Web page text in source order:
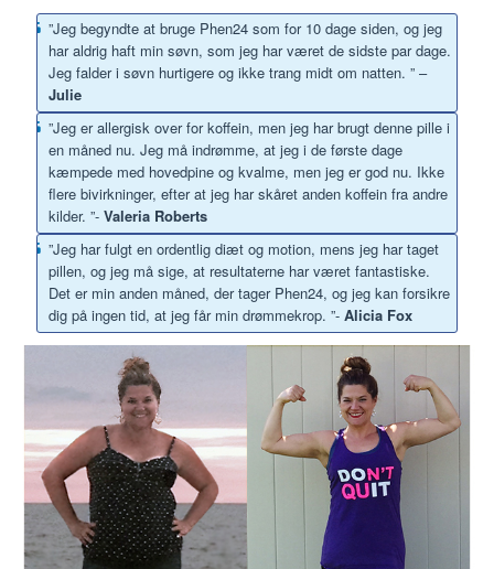
”Jeg begyndte at bruge Phen24 som for 10 dage siden, og jeg
har aldrig haft min søvn, som jeg har været de sidste par dage.
Jeg falder i søvn hurtigere og ikke trang midt om natten. ” –
Julie
”Jeg er allergisk over for koffein, men jeg har brugt denne pille i
en måned nu. Jeg må indrømme, at jeg i de første dage
kæmpede med hovedpine og kvalme, men jeg er god nu. Ikke
flere bivirkninger, efter at jeg har skåret anden koffein fra andre
kilder. ”- Valeria Roberts
”Jeg har fulgt en ordentlig diæt og motion, mens jeg har taget
pillen, og jeg må sige, at resultaterne har været fantastiske.
Det er min anden måned, der tager Phen24, og jeg kan forsikre
dig på ingen tid, at jeg får min drømmekrop. ”- Alicia Fox